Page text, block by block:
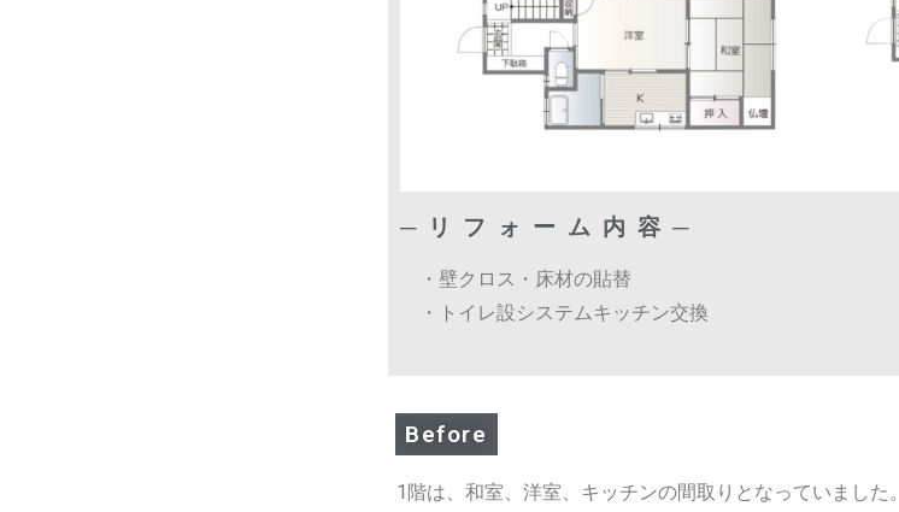
─リフォーム内容─
・壁クロス・床材の貼替
・トイレ設システムキッチン交換
Before
1階は、和室、洋室、キッチンの間取りとなっていました。